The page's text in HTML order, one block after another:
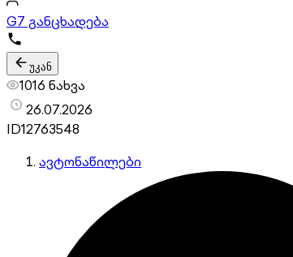
G7 განცხადება
უკან
1016 ნახვა
26.07.2026
ID12763548
ავტონაწილები